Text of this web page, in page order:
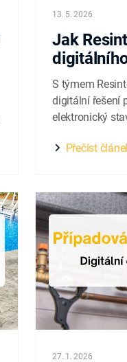
13. 5. 2026
Jak
S týmem
digitální řešení
elektronický
terénu.
Přečíst
27. 1. 2026